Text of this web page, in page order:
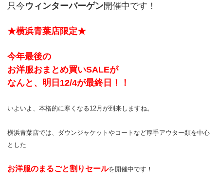
只今ウィンターバーゲン開催中です！
★横浜青葉店限定★
今年最後の
お洋服おまとめ買いSALEが
なんと、明日12/4が最終日！！
いよいよ、本格的に寒くなる12月が到来しますね。
横浜青葉店では、ダウンジャケットやコートなど厚手アウター類を中心
とした
お洋服のまるごと割りセールを開催中です！